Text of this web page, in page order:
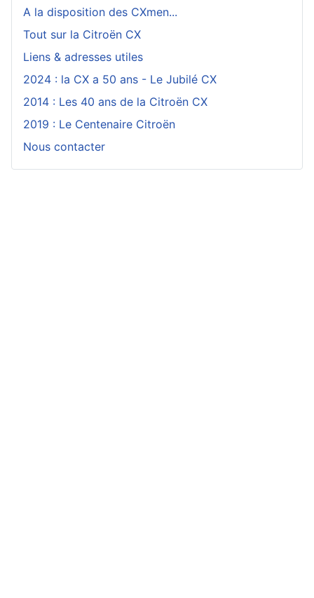
A la disposition des CXmen...
Tout sur la Citroën CX
Liens & adresses utiles
2024 : la CX a 50 ans - Le Jubilé CX
2014 : Les 40 ans de la Citroën CX
2019 : Le Centenaire Citroën
Nous contacter